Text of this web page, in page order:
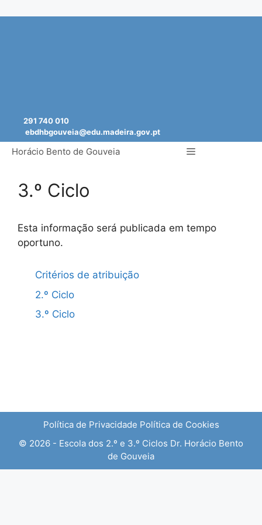
291 740 010
ebdhbgouveia@edu.madeira.gov.pt
Horácio Bento de Gouveia Menu
3.º Ciclo
Esta informação será publicada em tempo
oportuno.
Critérios de atribuição
2.º Ciclo
3.º Ciclo
Política de Privacidade Política de Cookies
© 2026 - Escola dos 2.º e 3.º Ciclos Dr. Horácio Bento
de Gouveia